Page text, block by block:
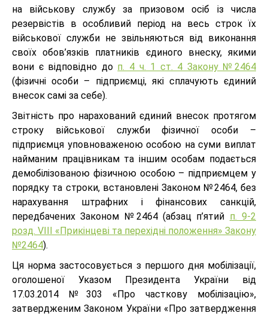
на військову службу за призовом осіб із числа
резервістів в особливий період на весь строк їх
військової служби не звільняються від виконання
своїх обов’язків платників єдиного внеску, якими
вони є відповідно до п. 4 ч. 1 ст. 4 Закону №2464
(фізичні особи – підприємці, які сплачують єдиний
внесок самі за себе).
Звітність про нарахований єдиний внесок протягом
строку військової служби фізичної особи –
підприємця уповноваженою особою на суми виплат
найманим працівникам та іншим особам подається
демобілізованою фізичною особою – підприємцем у
порядку та строки, встановлені Законом №2464, без
нарахування штрафних і фінансових санкцій,
передбачених Законом №2464 (абзац п’ятий п. 9-2
розд. VIII «Прикінцеві та перехідні положення» Закону
№2464).
Ця норма застосовується з першого дня мобілізації,
оголошеної Указом Президента України від
17.03.2014 №303 «Про часткову мобілізацію»,
затвердженим Законом України «Про затвердження